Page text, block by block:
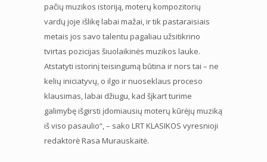
pačių muzikos istoriją, moterų kompozitorių
vardų joje išlikę labai mažai, ir tik pastaraisiais
metais jos savo talentu pagaliau užsitikrino
tvirtas pozicijas šiuolaikinės muzikos lauke.
Atstatyti istorinį teisingumą būtina ir nors tai – ne
kelių iniciatyvų, o ilgo ir nuoseklaus proceso
klausimas, labai džiugu, kad šįkart turime
galimybę išgirsti įdomiausių moterų kūrėjų muziką
iš viso pasaulio“, – sako LRT KLASIKOS vyresnioji
redaktorė Rasa Murauskaitė.